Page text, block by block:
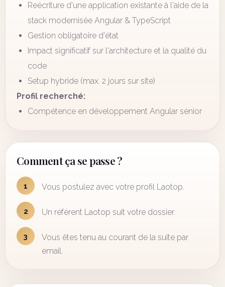
Reécriture d'une application existante à l'aide de la
stack modernisée Angular & TypeScript
Gestion obligatoire d'état
Impact significatif sur l'architecture et la qualité du
code
Setup hybride (max. 2 jours sur site)
Profil recherché:
Compétence en développement Angular sénior
Comment ça se passe ?
1 Vous postulez avec votre profil Laotop.
2 Un référent Laotop suit votre dossier.
3
Vous êtes tenu au courant de la suite par
email.